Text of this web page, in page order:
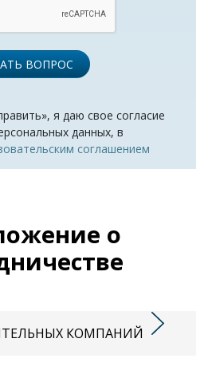
ВОПРОС
я даю свое согласие
данных, в
соглашением
о
КОМПАНИЙ